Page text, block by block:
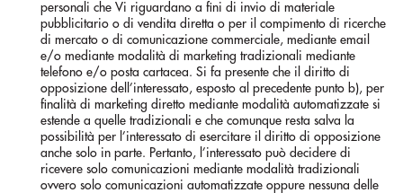
personali che Vi riguardano a fini di invio di materiale
pubblicitario o di vendita diretta o per il compimento di ricerche
di mercato o di comunicazione commerciale, mediante email
e/o mediante modalità di marketing tradizionali mediante
telefono e/o posta cartacea. Si fa presente che il diritto di
opposizione dell’interessato, esposto al precedente punto b), per
finalità di marketing diretto mediante modalità automatizzate si
estende a quelle tradizionali e che comunque resta salva la
possibilità per l’interessato di esercitare il diritto di opposizione
anche solo in parte. Pertanto, l’interessato può decidere di
ricevere solo comunicazioni mediante modalità tradizionali
ovvero solo comunicazioni automatizzate oppure nessuna delle